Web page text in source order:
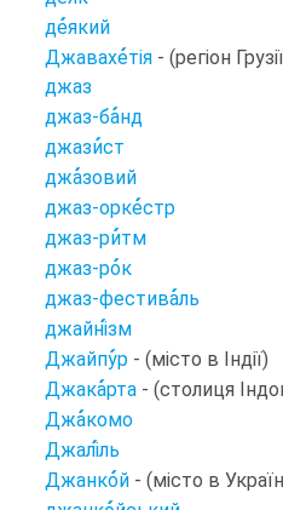
деякий
Джавахетія - (регіон
джаз
джаз-банд
джазист
джазовий
джаз-оркестр
джаз-ритм
джаз-рок
джаз-фестиваль
джайнізм
Джайпур - (місто в Індії)
Джакарта - (столиця
Джакомо
Джаліль
Джанкой - (місто в